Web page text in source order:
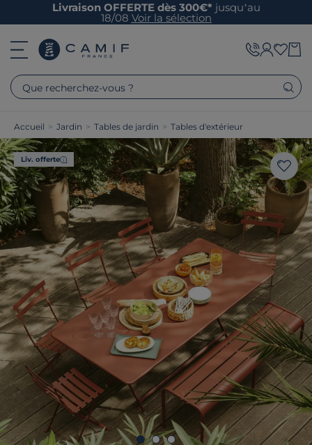
Livraison OFFERTE dès 300€* jusqu’au
18/08 Voir la sélection
Que recherchez-vous ?
Accueil > Jardin > Tables de jardin > Tables d'extérieur
Liv. offerte